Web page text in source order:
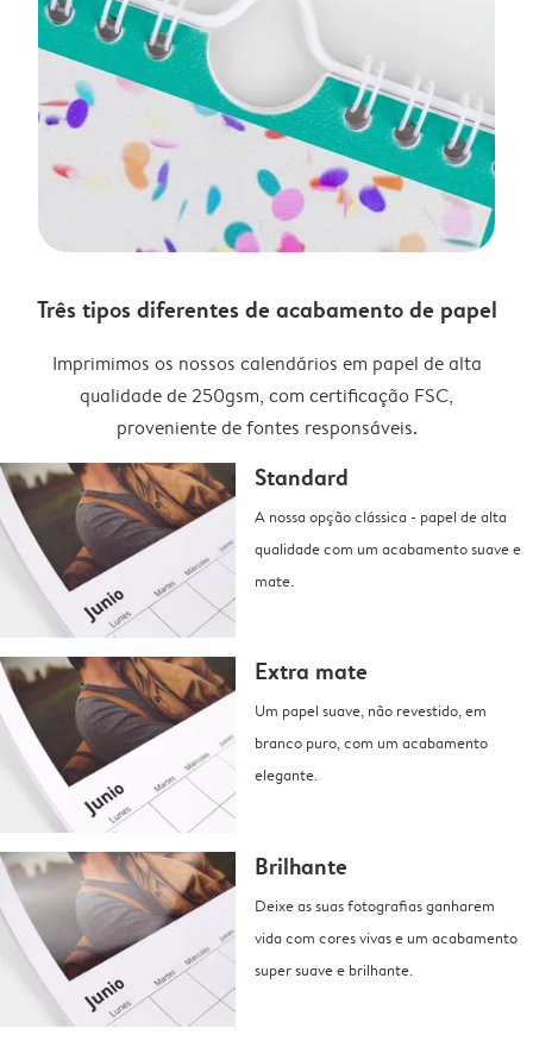
Três tipos diferentes de acabamento de papel
Imprimimos os nossos calendários em papel de alta
qualidade de 250gsm, com certificação FSC,
proveniente de fontes responsáveis.
Standard
A nossa opção clássica - papel de alta
qualidade com um acabamento suave e
mate.
Extra mate
Um papel suave, não revestido, em
branco puro, com um acabamento
elegante.
Brilhante
Deixe as suas fotografias ganharem
vida com cores vivas e um acabamento
super suave e brilhante.